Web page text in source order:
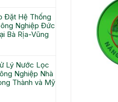
Đặt Hệ Thống
Nghiệp Đức
Bà Rịa-Vũng
Lý Nước Lọc
Nghiệp Nhà
Thành và Mỹ